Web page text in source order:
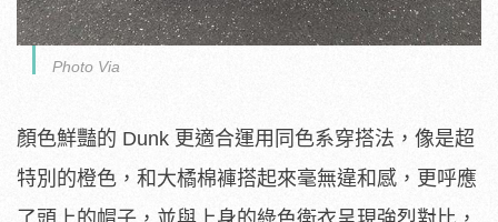
Photo Via
顏色鮮豔的 Dunk 更適合運用同色系穿搭法，像是超
特別的橙色，和大橘棉褲搭起來毫無違和感，更呼應